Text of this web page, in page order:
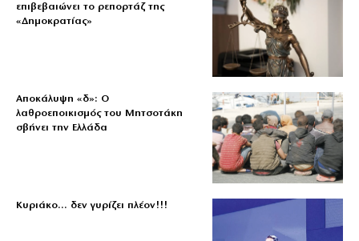
επιβεβαιώνει το ρεπορτάζ της
«Δημοκρατίας»
Αποκάλυψη «δ»: Ο
λαθροεποικισμός του Μητσοτάκη
σβήνει την Ελλάδα
Κυριάκο… δεν γυρίζει πλέον!!!